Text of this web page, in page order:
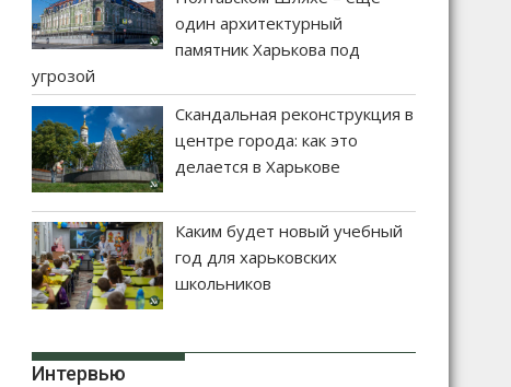
один архитектурный
памятник Харькова под
угрозой
Скандальная реконструкция в
центре города: как это
делается в Харькове
Каким будет новый учебный
год для харьковских
школьников
Интервью